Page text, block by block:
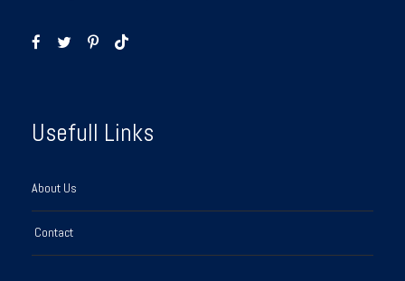
Usefull Links
About Us
Contact